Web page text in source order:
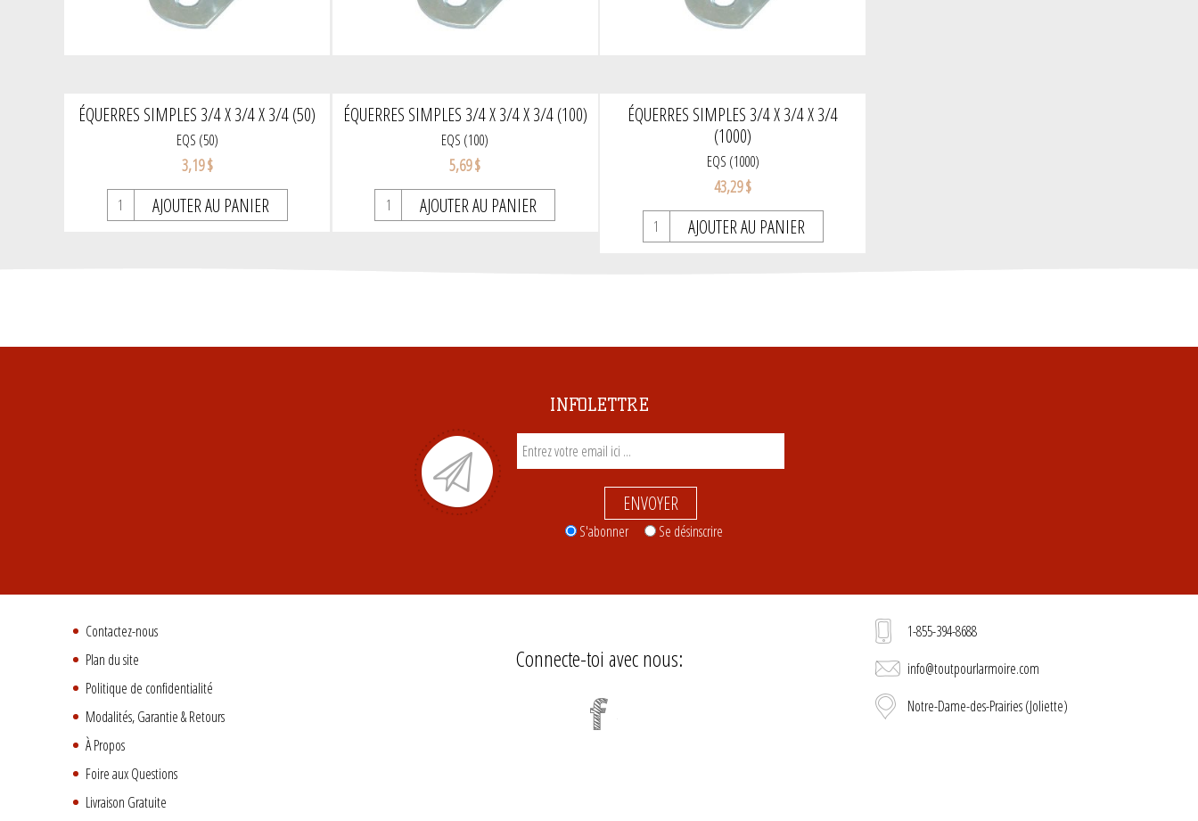
ÉQUERRES SIMPLES 3/4 X 3/4 X 3/4 (50)
EQS (50)
3,19 $
AJOUTER AU PANIER
ÉQUERRES SIMPLES 3/4 X 3/4 X 3/4 (100)
EQS (100)
5,69 $
AJOUTER AU PANIER
ÉQUERRES SIMPLES 3/4 X 3/4 X 3/4
(1000)
EQS (1000)
43,29 $
AJOUTER AU PANIER
INFOLETTRE
ENVOYER
S'abonner Se désinscrire
Contactez-nous
Plan du site
Politique de confidentialité
Modalités, Garantie & Retours
À Propos
Foire aux Questions
Livraison Gratuite
Connecte-toi avec nous:
1-855-394-8688
info@toutpourlarmoire.com
Notre-Dame-des-Prairies (Joliette)